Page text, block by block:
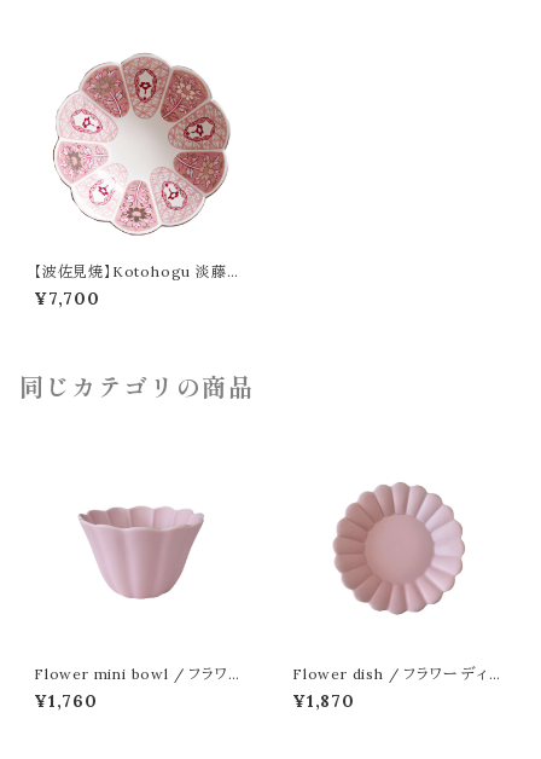
【波佐見焼】Kotohogu 淡藤小
鉢
¥7,700
同じカテゴリの商品
Flower mini bowl / フラワー
小鉢
¥1,760
Flower dish / フラワー ディッ
シュ 15cm
¥1,870